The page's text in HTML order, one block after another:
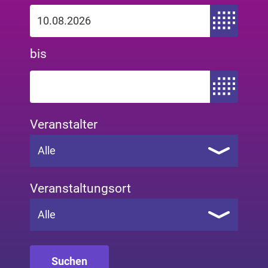
Zeitraum von
bis
Zeitraum bis
Veranstalter
Alle
Veranstaltungsort
Alle